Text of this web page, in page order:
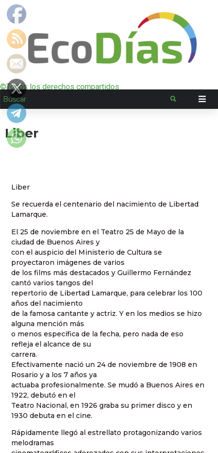
©Todos los derechos compartidos
Liber
Liber
Se recuerda el centenario del nacimiento de Libertad
Lamarque.
El 25 de noviembre en el Teatro 25 de Mayo de la
ciudad de Buenos Aires y
con el auspicio del Ministerio de Cultura se
proyectaron imágenes de varios
de los films más destacados y Guillermo Fernández
cantó varios tangos del
repertorio de Libertad Lamarque, para celebrar los 100
años del nacimiento
de la famosa cantante y actriz. Y en los medios se hizo
alguna mención más
o menos específica de la fecha, pero nada de eso
refleja el alcance de su
carrera.
Efectivamente nació un 24 de noviembre de 1908 en
Rosario y a los 7 años ya
actuaba profesionalmente. Se mudó a Buenos Aires en
1922, debutó en el
Teatro Nacional, en 1926 graba su primer disco y en
1930 debuta en el cine.
Rápidamente llegó al estrellato protagonizando varios
melodramas